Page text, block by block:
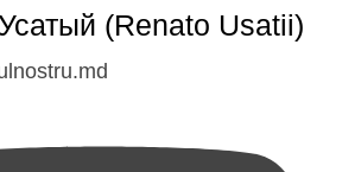
(Renato Usatii)